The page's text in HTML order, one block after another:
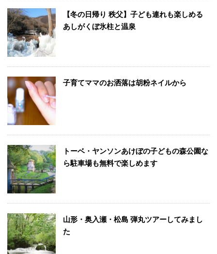
【冬の日帰り 秩父】子ども連れも楽しめる
あしがくぼ氷柱と温泉
子育てママのお洒落は胡粉ネイルから
トーベ・ヤンソンあけぼの子どもの森公園な
ら駐車場も無料で楽しめます
山形・奥入瀬・松島 弾丸ツアーしてみまし
た